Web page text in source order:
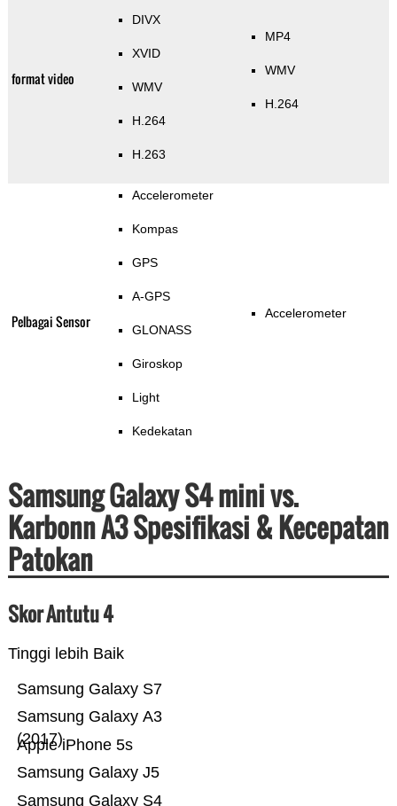
format video
DIVX
XVID
WMV
H.264
H.263
MP4
WMV
H.264
Pelbagai Sensor
Accelerometer
Kompas
GPS
A-GPS
GLONASS
Giroskop
Light
Kedekatan
Accelerometer
Samsung Galaxy S4 mini vs.
Karbonn A3 Spesifikasi & Kecepatan
Patokan
Skor Antutu 4
Tinggi lebih Baik
Samsung Galaxy S4
Samsung Galaxy J5
Apple iPhone 5s
Samsung Galaxy A3
(2017)
Samsung Galaxy S7